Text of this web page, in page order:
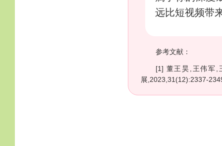
远比短视频带
参考文献：
[1] 董王昊,王伟军,
展,2023,31(12):2337-